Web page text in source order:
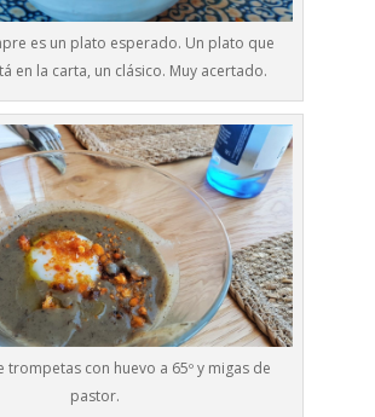
es un plato esperado. Un plato que
en la carta, un clásico. Muy acertado.
trompetas con huevo a 65º y migas de
pastor.